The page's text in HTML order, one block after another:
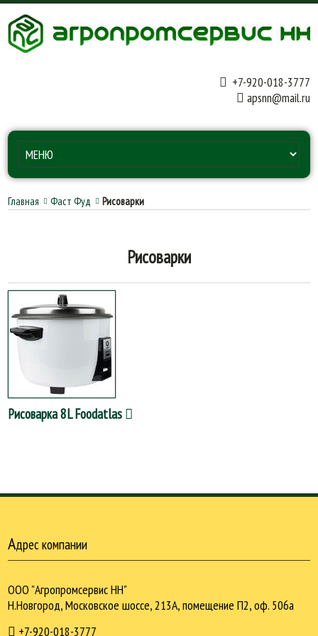
+7-920-018-3777
apsnn@mail.ru
Главная Фаст Фуд Рисоварки
Рисоварки
Рисоварка 8L Foodatlas
Адрес компании
ООО "Агропромсервис НН"
Н.Новгород, Московское шоссе, 213А, помещение П2, оф. 506а
+7-920-018-3777